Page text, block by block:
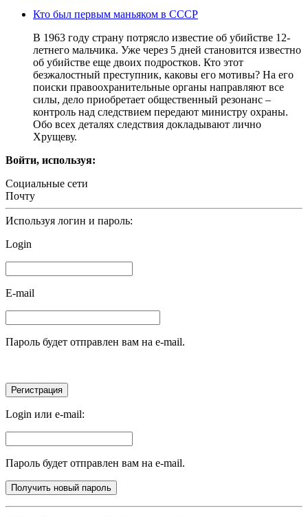
Кто был первым маньяком в СССР
В 1963 году страну потрясло известие об убийстве 12-
летнего мальчика. Уже через 5 дней становится известно
об убийстве еще двоих подростков. Кто этот
безжалостный преступник, каковы его мотивы? На его
поиски правоохранительные органы направляют все
силы, дело приобретает общественный резонанс –
контроль над следствием передают министру охраны.
Обо всех деталях следствия докладывают лично
Хрущеву.
Войти, используя:
Социальные сети
Почту
Используя логин и пароль:
Login
E-mail
Пароль будет отправлен вам на e-mail.
Login или e-mail:
Пароль будет отправлен вам на e-mail.